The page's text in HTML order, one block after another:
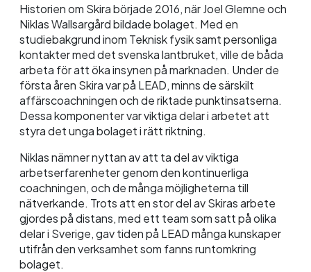
Historien om Skira började 2016, när Joel Glemne och
Niklas Wallsargård bildade bolaget. Med en
studiebakgrund inom Teknisk fysik samt personliga
kontakter med det svenska lantbruket, ville de båda
arbeta för att öka insynen på marknaden. Under de
första åren Skira var på LEAD, minns de särskilt
affärscoachningen och de riktade punktinsatserna.
Dessa komponenter var viktiga delar i arbetet att
styra det unga bolaget i rätt riktning.
Niklas nämner nyttan av att ta del av viktiga
arbetserfarenheter genom den kontinuerliga
coachningen, och de många möjligheterna till
nätverkande. Trots att en stor del av Skiras arbete
gjordes på distans, med ett team som satt på olika
delar i Sverige, gav tiden på LEAD många kunskaper
utifrån den verksamhet som fanns runtomkring
bolaget.